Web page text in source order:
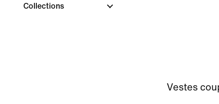
Collections
Vestes